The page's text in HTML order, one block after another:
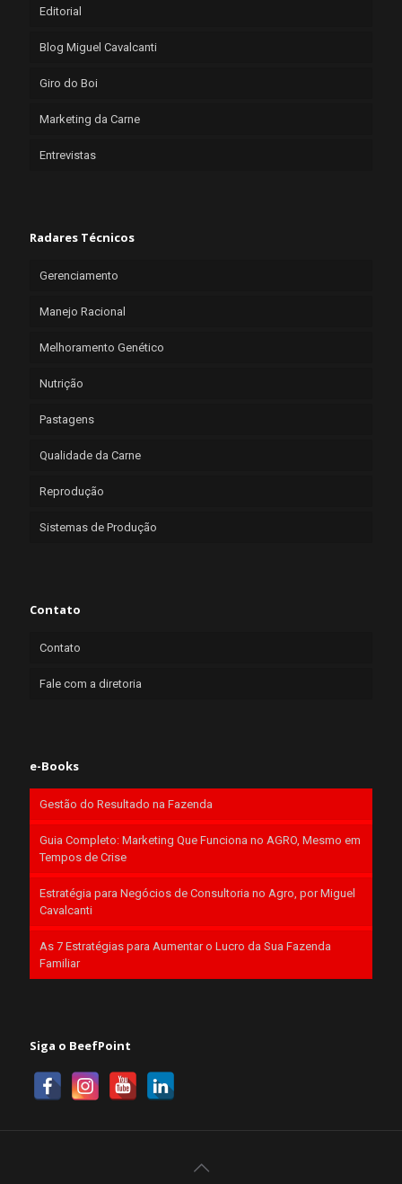
Editorial
Blog Miguel Cavalcanti
Giro do Boi
Marketing da Carne
Entrevistas
Radares Técnicos
Gerenciamento
Manejo Racional
Melhoramento Genético
Nutrição
Pastagens
Qualidade da Carne
Reprodução
Sistemas de Produção
Contato
Contato
Fale com a diretoria
e-Books
Gestão do Resultado na Fazenda
Guia Completo: Marketing Que Funciona no AGRO, Mesmo em
Tempos de Crise
Estratégia para Negócios de Consultoria no Agro, por Miguel
Cavalcanti
As 7 Estratégias para Aumentar o Lucro da Sua Fazenda
Familiar
Siga o BeefPoint